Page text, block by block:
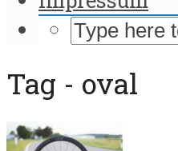
Tag - oval